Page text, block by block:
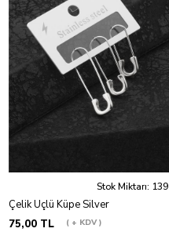
Stok Miktarı: 139
Çelik Üçlü Küpe Silver
75,00 TL
+ KDV